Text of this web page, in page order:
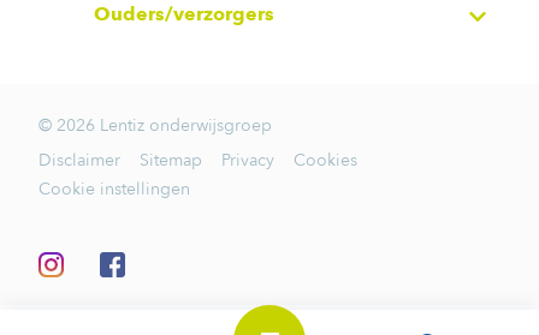
Ouders/verzorgers
© 2026 Lentiz onderwijsgroep
Disclaimer
Sitemap Privacy
Cookies
Cookie instellingen